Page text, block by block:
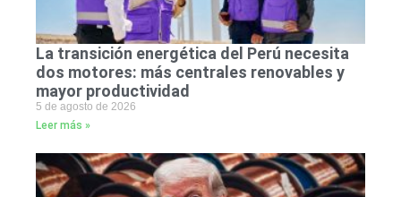
La transición energética del Perú necesita
dos motores: más centrales renovables y
mayor productividad
5 de agosto de 2026
Leer más »